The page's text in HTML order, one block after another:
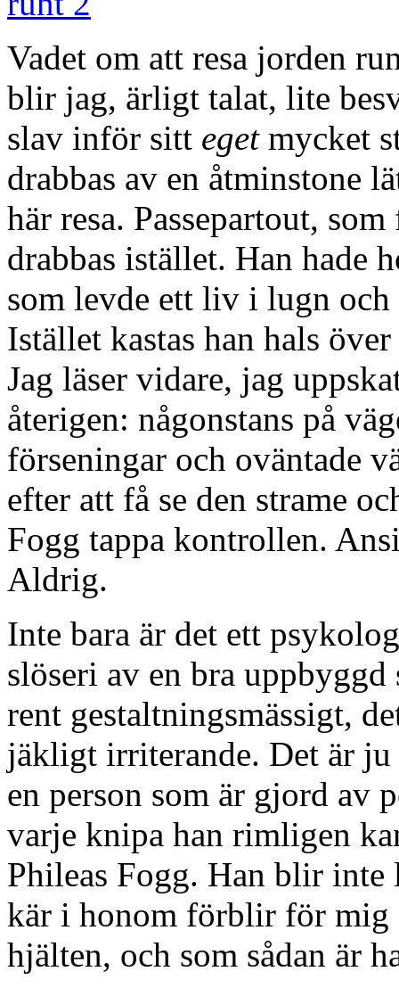
Vadet om att resa jorden
blir jag, ärligt talat, lite
slav inför sitt egetmycket
drabbas av en åtminstone
här resa. Passepartout,
drabbas istället. Han hade
som levde ett liv i lugn
Istället kastas han hals
Jag läser vidare, jag
återigen: någonstans på
förseningar och oväntade
efter att få se den strame
Fogg tappa kontrollen.
Aldrig.
Inte bara är det ett
slöseri av en bra
rent gestaltningsmässigt,
jäkligt irriterande. Det är
en person som är gjord av
varje knipa han rimligen
Phileas Fogg. Han blir
kär i honom förblir för mig
hjälten, och som sådan är